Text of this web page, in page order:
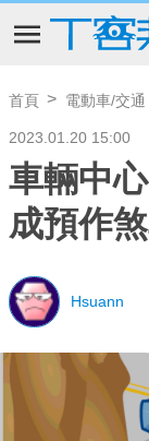
首頁 電動車/交通
2023.01.20 15:00
車輛中
成預作
Hsuann